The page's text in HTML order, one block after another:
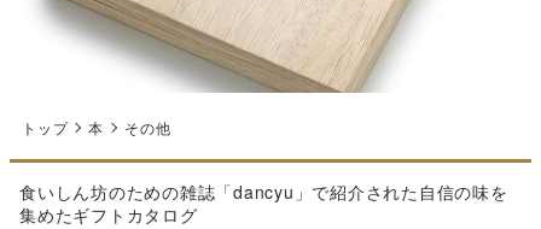
トップ 本 その他
食いしん坊のための雑誌「dancyu」で紹介された自信の味を
集めたギフトカタログ